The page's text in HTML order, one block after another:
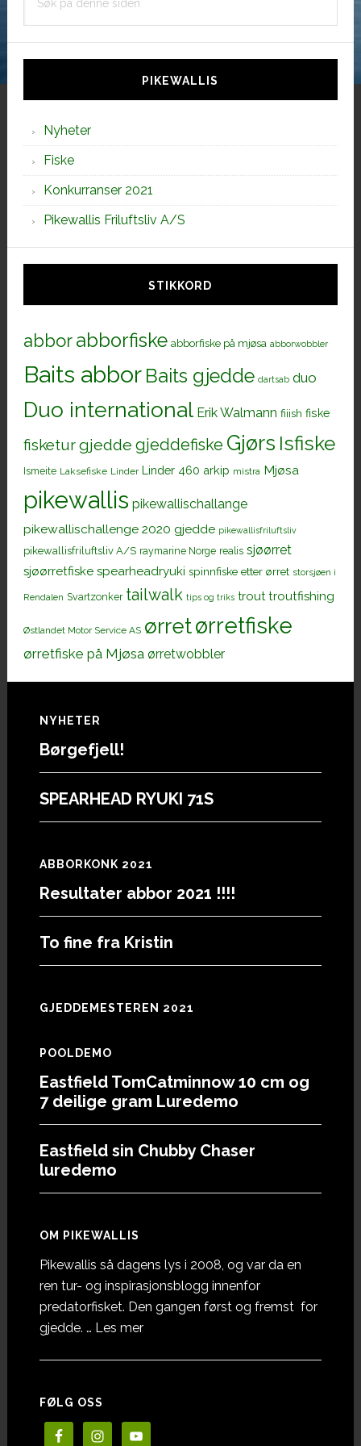
PIKEWALLIS
Nyheter
Fiske
Konkurranser 2021
Pikewallis Friluftsliv A/S
STIKKORD
abborabborfiske abborfiske på mjøsa abborwobbler
Baits abbor Baits gjedde dartsab duo
Duo international Erik Walmann fiiish fiske
fisketurgjedde gjeddefiske Gjørs Isfiske
Ismeite Laksefiske Linder Linder 460 arkip mistra Mjøsa
pikewallis pikewallischallange
pikewallischallenge 2020 gjedde pikewallisfriluftsliv
pikewallisfriluftsliv A/S raymarine Norge realis sjøørret
sjøørretfiske spearheadryuki spinnfiske etter ørret storsjøen i
Rendalen Svartzonker tailwalk tips og triks trout troutfishing
Østlandet Motor Service AS ørretørretfiske
ørretfiske på Mjøsa ørretwobbler
Footer
NYHETER
Børgefjell!
SPEARHEAD RYUKI 71S
ABBORKONK 2021
Resultater abbor 2021 !!!!
To fine fra Kristin
GJEDDEMESTEREN 2021
POOLDEMO
Eastfield TomCatminnow 10 cm og
7 deilige gram Luredemo
Eastfield sin Chubby Chaser
luredemo
OM PIKEWALLIS
Pikewallis så dagens lys i 2008, og var da en
ren tur- og inspirasjonsblogg innenfor
predatorfisket. Den gangen først og fremst for
gjedde. … Les meromOm
FØLG OSS